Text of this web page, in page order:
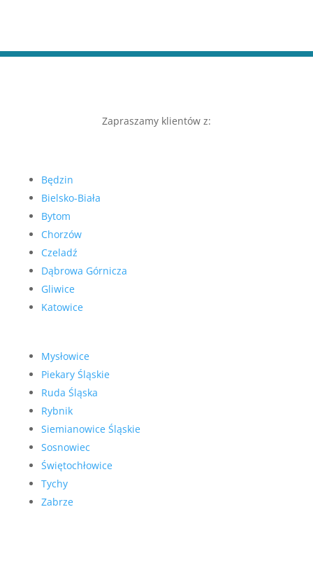
Zapraszamy klientów z:
Będzin
Bielsko-Biała
Bytom
Chorzów
Czeladź
Dąbrowa Górnicza
Gliwice
Katowice
Mysłowice
Piekary Śląskie
Ruda Śląska
Rybnik
Siemianowice Śląskie
Sosnowiec
Świętochłowice
Tychy
Zabrze